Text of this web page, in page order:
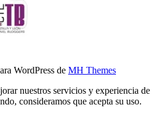
WordPress de MH Themes
nuestros servicios y experiencia de
consideramos que acepta su uso.